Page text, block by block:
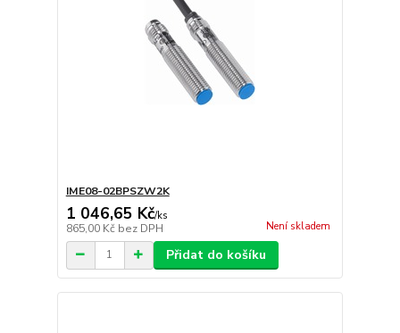
IME08-02BPSZW2K
1 046,65 Kč/ks
865,00 Kč bez DPH Není skladem
Přidat do košíku